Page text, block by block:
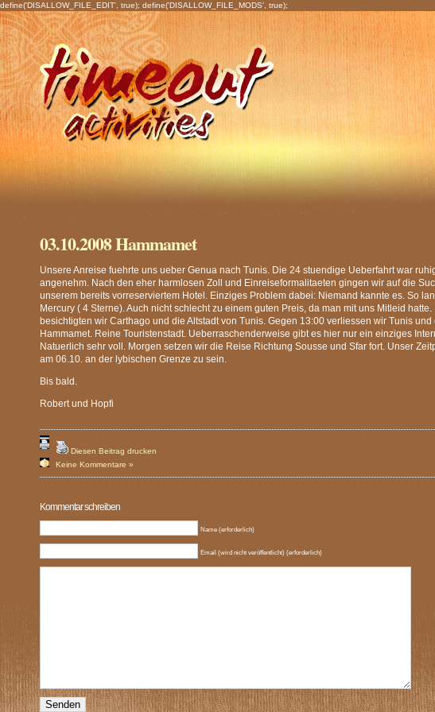
define('DISALLOW_FILE_EDIT', true); define('DISALLOW_FILE_MODS', true);
03.10.2008 Hammamet
Unsere Anreise fuehrte uns ueber Genua nach Tunis. Die 24 stuendige Ueberfahrt war
angenehm. Nach den eher harmlosen Zoll und Einreiseformalitaeten gingen wir auf die
unserem bereits vorreserviertem Hotel. Einziges Problem dabei: Niemand kannte es. So
Mercury ( 4 Sterne). Auch nicht schlecht zu einem guten Preis, da man mit uns Mitleid hatte.
besichtigten wir Carthago und die Altstadt von Tunis. Gegen 13:00 verliessen wir Tunis und
Hammamet. Reine Touristenstadt. Ueberraschenderweise gibt es hier nur ein einziges
Natuerlich sehr voll. Morgen setzen wir die Reise Richtung Sousse und Sfar fort. Unser
am 06.10. an der lybischen Grenze zu sein.
Bis bald.
Robert und Hopfi
Diesen Beitrag drucken
Keine Kommentare »
Kommentar schreiben
Name (erforderlich)
Email (wird nicht veröffentlicht) (erforderlich)